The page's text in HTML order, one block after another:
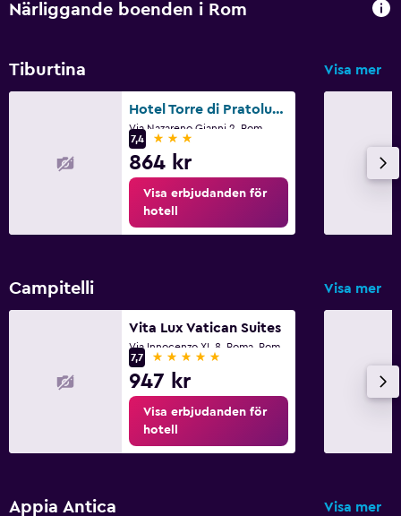
Närliggande boenden i Rom
Tiburtina Visa mer
Hotel Torre di Pratolungo
Via Nazareno Gianni 2, Rom
7,4
3 stjärnor
864 kr
Visa erbjudanden för
hotell
Campitelli Visa mer
Vita Lux Vatican Suites
Via Innocenzo XI, 8, Roma, Rom
7,7
5 stjärnor
947 kr
Visa erbjudanden för
hotell
Appia Antica Visa mer